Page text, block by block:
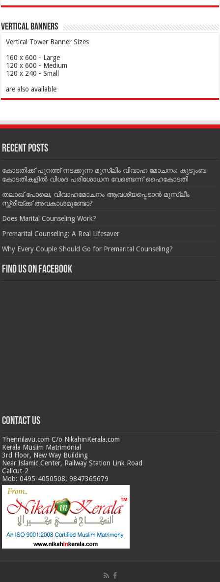
Vertical Banners
Vertical Tower Banner Sizes
160 x 600 - Large
120 x 600 - Medium
120 x 240 - Small
are also available
Recent Posts
കോടതിക്ക് പുറത്ത് നടക്കുന്ന മുസ്‌ലിം വിവാഹ മോചനം: കുടുംബ
കോടതികളില്‍ വിശദ പരിശോധന വേണ്ടെന്ന് ഹൈകോടതി
തലാഖ് പോലെ, വിവാഹമോചനം ആവശ്യപ്പെടാൻ മുസ്ലീം
സ്ത്രീയ്ക്ക് അവകാശമുണ്ടോ?
Does Marital Counseling Work?
Premarital Counseling: A Real Lifesaver
Why Every Couple Should Go for Premarital Counseling?
Find us on Facebook
Contact us
Thennilavu.com C/o NikahinKerala.com
Kerala Muslim Matrimonial
3rd Floor, New Way Building
Near Islamic Center, Railway Station Link Road
Calicut-2
Mob: 0495-4050508, 9847365679